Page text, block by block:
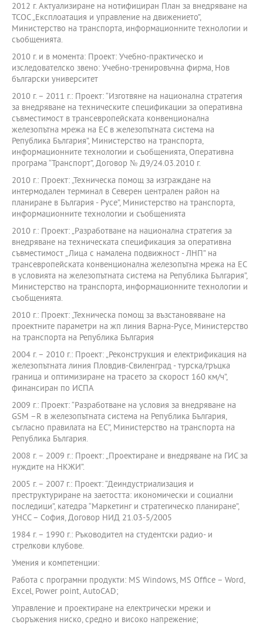
2012 г. Актуализиране на нотифициран План за внедряване на
ТСОС „Експлоатация и управление на движението”,
Министерство на транспорта, информационните технологии и
съобщенията.
2010 г. и в момента: Проект: Учебно-практическо и
изследователско звено: Учебно-тренировъчна фирма, Нов
български университет
2010 г. – 2011 г.: Проект: “Изготвяне на национална стратегия
за внедряване на техническите спецификации за оперативна
съвместимост в трансевропейската конвенционална
железопътна мрежа на ЕС в железопътната система на
Република България”, Министерство на транспорта,
информационните технологии и съобщенията, Оперативна
програма “Транспорт”, Договор № Д9/24.03.2010 г.
2010 г.: Проект: „Техническа помощ за изграждане на
интермодален терминал в Северен централен район на
планиране в България - Русе”, Министерство на транспорта,
информационните технологии и съобщенията
2010 г.: Проект: „Разработване на национална стратегия за
внедряване на техническата спецификация за оперативна
съвместимост „Лица с намалена подвижност - ЛНП” на
трансевропейската конвенционална железопътна мрежа на ЕС
в условията на железопътната система на Република България”,
Министерство на транспорта, информационните технологии и
съобщенията.
2010 г.: Проект: „Техническа помощ за възстановяване на
проектните параметри на жп линия Варна-Русе, Министерство
на транспорта на Република България
2004 г. – 2010 г.: Проект: „Реконструкция и електрификация на
железопътната линия Пловдив-Свиленград - турска/гръцка
граница и оптимизиране на трасето за скорост 160 км/ч”,
финансиран по ИСПА
2009 г.: Проект: “Разработване на условия за внедряване на
GSM –R в железопътната система на Република България,
съгласно правилата на ЕС”, Министерство на транспорта на
Република България.
2008 г. – 2009 г.: Проект: „Проектиране и внедряване на ГИС за
нуждите на НКЖИ”.
2005 г. – 2007 г.: Проект: “Деиндустриализация и
преструктуриране на заетостта: икономически и социални
последици”, катедра “Маркетинг и стратегическо планиране”,
УНСС – София, Договор НИД 21.03-5/2005
1984 г. – 1990 г.: Ръководител на студентски радио- и
стрелкови клубове.
Умения и компетенции:
Работа с програмни продукти: MS Windows, MS Office – Word,
Excel, Power point, AutoCAD;
Управление и проектиране на електрически мрежи и
съоръжения ниско, средно и високо напрежение;